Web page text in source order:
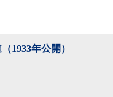
1933年公開）